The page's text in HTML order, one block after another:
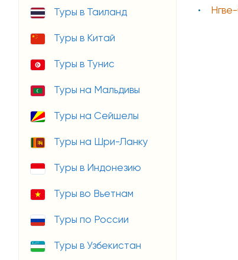
Туры в Таиланд
Туры в Китай
Туры в Тунис
Туры на Мальдивы
Туры на Сейшелы
Туры на Шри-Ланку
Туры в Индонезию
Туры во Вьетнам
Туры по России
Туры в Узбекистан